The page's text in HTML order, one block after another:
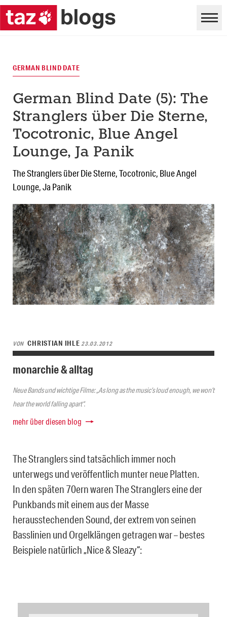
GERMAN BLIND DATE
German Blind Date (5): The
Stranglers über Die Sterne,
Tocotronic, Blue Angel
Lounge, Ja Panik
The Stranglers über Die Sterne, Tocotronic, Blue Angel
Lounge, Ja Panik
VON CHRISTIAN IHLE23.03.2012
monarchie & alltag
Neue Bands und wichtige Filme: „As long as the music’s loud enough, we won’t
hear the world falling apart“.
mehr über diesen blog
The Stranglers sind tatsächlich immer noch
unterwegs und veröffentlich munter neue Platten.
In den späten 70ern waren The Stranglers eine der
Punkbands mit einem aus der Masse
herausstechenden Sound, der extrem von seinen
Basslinien und Orgelklängen getragen war – bestes
Beispiele natürlich „Nice & Sleazy“: